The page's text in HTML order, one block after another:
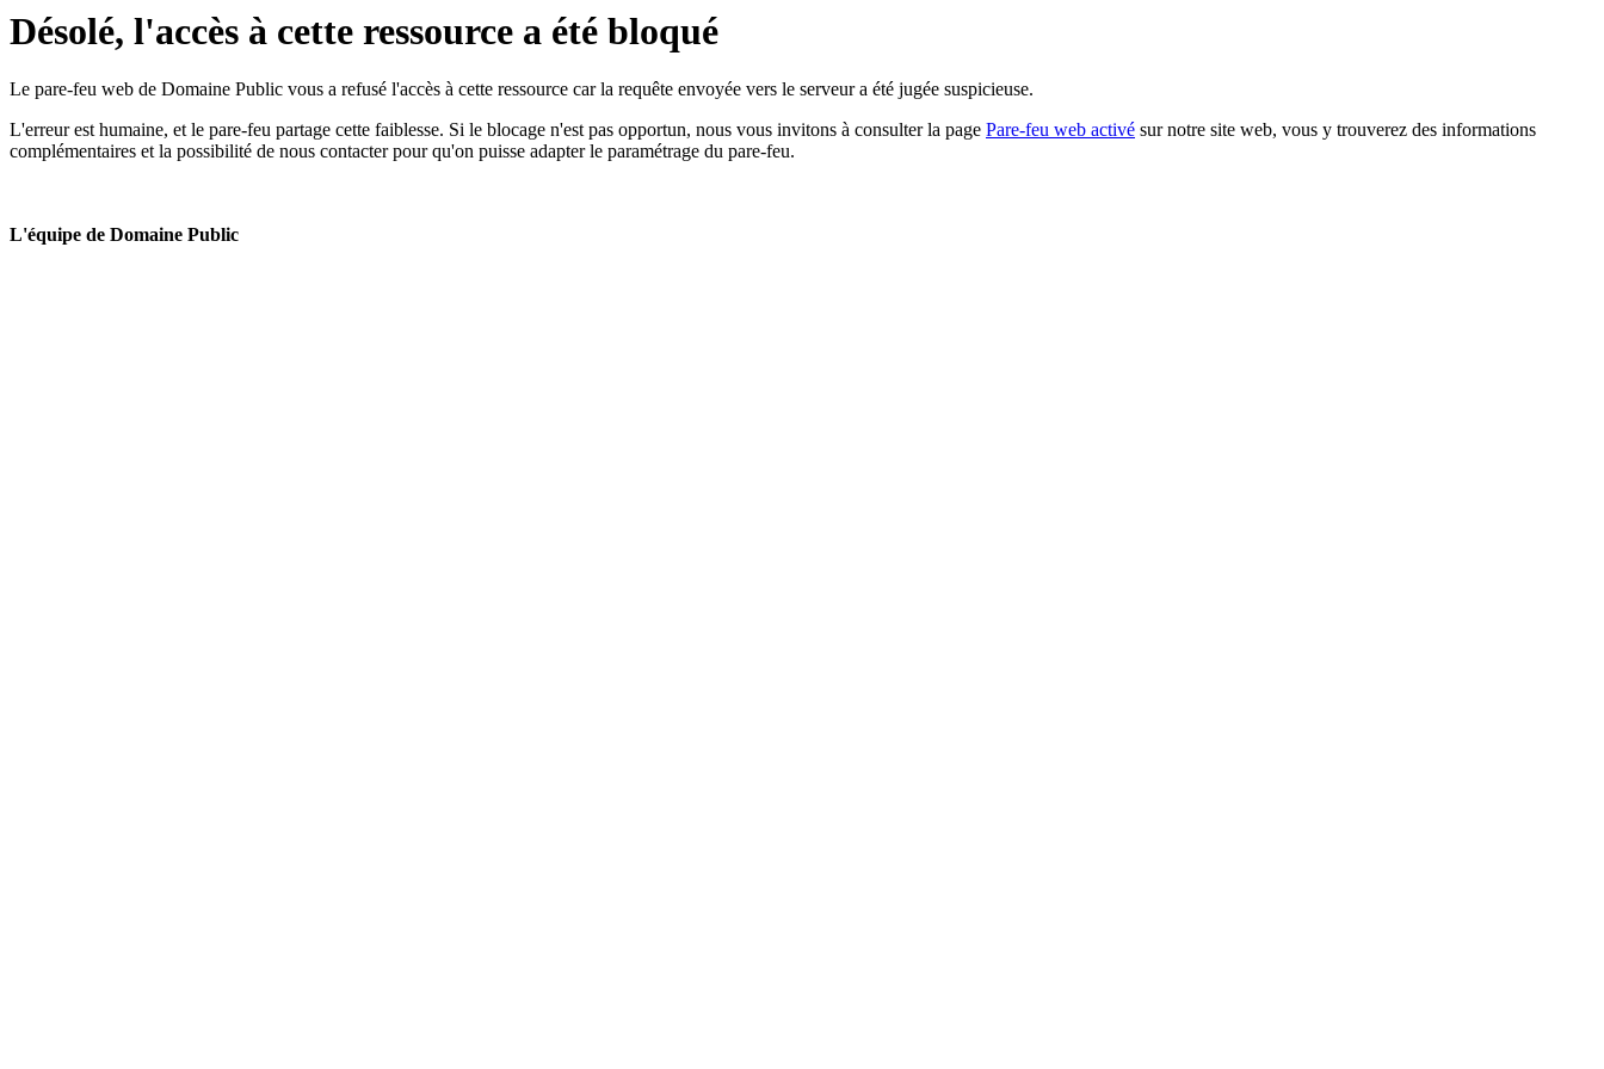
Désolé, l'accès à cette ressource a été bloqué
Le pare-feu web de Domaine Public vous a refusé l'accès à cette ressource car la requête envoyée vers le serveur a été jugée suspicieuse.
L'erreur est humaine, et le pare-feu partage cette faiblesse. Si le blocage n'est pas opportun, nous vous invitons à consulter la page Pare-feu web activé sur notre site web, vous y trouverez des informations
complémentaires et la possibilité de nous contacter pour qu'on puisse adapter le paramétrage du pare-feu.
L'équipe de Domaine Public